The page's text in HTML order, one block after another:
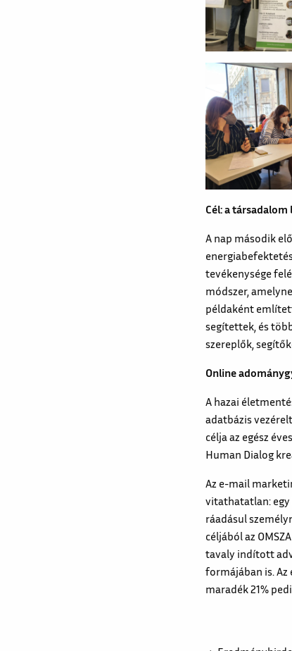
Cél: a
A nap második
tevékenysége
módszer,
példaként
segítettek, és
szereplők,
Online
A hazai
adatbázis
célja az egész
Human Dialog
Az e-mail
vitathatatlan: egy
ráadásul
céljából az
tavaly indított
formájában is.
maradék 21%